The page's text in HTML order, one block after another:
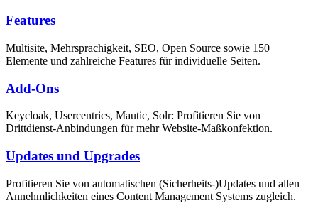
Features
Multisite, Mehrsprachigkeit, SEO, Open Source sowie 150+
Elemente und zahlreiche Features für individuelle Seiten.
Add-Ons
Keycloak, Usercentrics, Mautic, Solr: Profitieren Sie von
Drittdienst-Anbindungen für mehr Website-Maßkonfektion.
Updates und Upgrades
Profitieren Sie von automatischen (Sicherheits-)Updates und allen
Annehmlichkeiten eines Content Management Systems zugleich.